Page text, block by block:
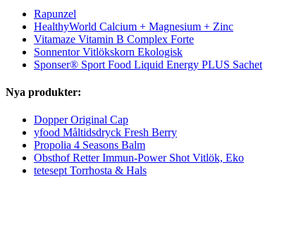
Rapunzel
HealthyWorld Calcium + Magnesium + Zinc
Vitamaze Vitamin B Complex Forte
Sonnentor Vitlökskorn Ekologisk
Sponser® Sport Food Liquid Energy PLUS Sachet
Nya produkter:
Dopper Original Cap
yfood Måltidsdryck Fresh Berry
Propolia 4 Seasons Balm
Obsthof Retter Immun-Power Shot Vitlök, Eko
tetesept Torrhosta & Hals